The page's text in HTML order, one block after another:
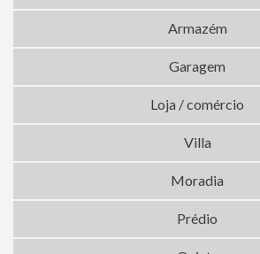
Armazém
Garagem
Loja / comércio
Villa
Moradia
Prédio